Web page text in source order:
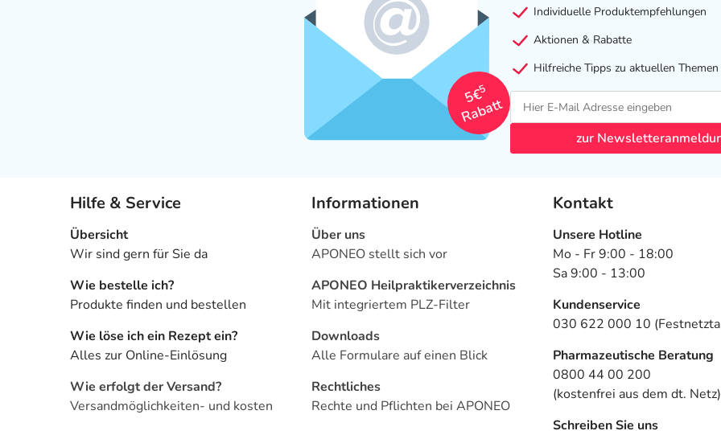
5€
5
Rabatt
Individuelle Produktempfehlungen
Aktionen & Rabatte
Hilfreiche Tipps zu aktuellen Themen
zur
Hilfe & Service
Übersicht
Wir sind gern für Sie da
Wie bestelle ich?
Produkte finden und bestellen
Wie löse ich ein Rezept ein?
Alles zur Online-Einlösung
Wie erfolgt der Versand?
Versandmöglichkeiten- und kosten
Informationen
Über uns
APONEO stellt sich vor
APONEO Heilpraktikerverzeichnis
Mit integriertem PLZ-Filter
Downloads
Alle Formulare auf einen Blick
Rechtliches
Rechte und Pflichten bei APONEO
Kontakt
Unsere Hotline
Mo - Fr 9:00 - 18:00
Sa 9:00 - 13:00
Kundenservice
030 622 000 10
Pharmazeutische Beratung
0800 44 00 200
(kostenfrei aus dem dt. Netz)
Schreiben Sie uns